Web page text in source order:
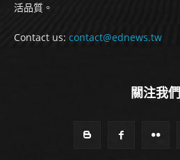
活品質。
Contact us: contact@ednews.tw
關注我們